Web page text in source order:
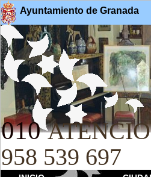
Ayuntamiento de Granada
010
958 539 697